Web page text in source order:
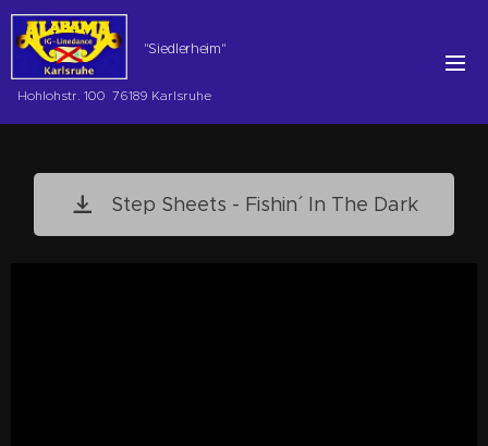
"Siedlerheim"
Hohlohstr. 100 76189 Karlsruhe
Step Sheets - Fishin´ In The Dark